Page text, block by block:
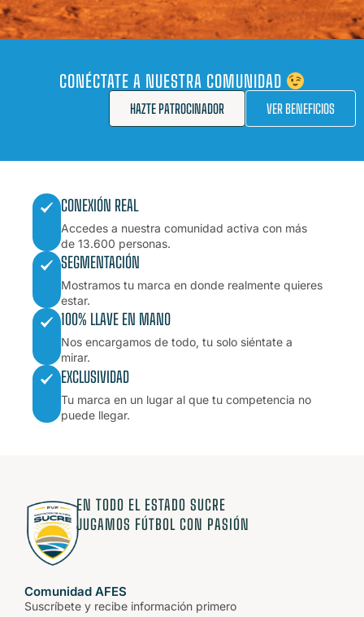
CONÉCTATE A NUESTRA COMUNIDAD
VER BENEFICIOS
HAZTE PATROCINADOR
CONEXIÓN REAL
Accedes a nuestra comunidad activa con más
de 13.600 personas.
SEGMENTACIÓN
Mostramos tu marca en donde realmente quieres
estar.
100% LLAVE EN MANO
Nos encargamos de todo, tu solo siéntate a
mirar.
EXCLUSIVIDAD
Tu marca en un lugar al que tu competencia no
puede llegar.
EN TODO EL ESTADO SUCRE
JUGAMOS FÚTBOL CON PASIÓN
Comunidad AFES
Suscríbete y recibe información primero